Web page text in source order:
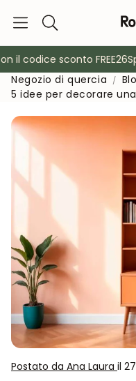
Ricerca
sconto FREE26
Negozio di quercia
5 idee per decorare
Postato da Ana Laura il